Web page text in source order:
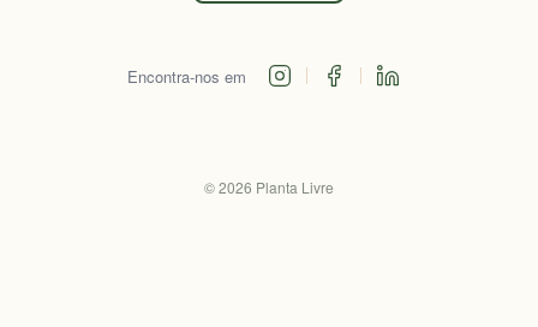
Encontra-nos em
©2026 Planta Livre